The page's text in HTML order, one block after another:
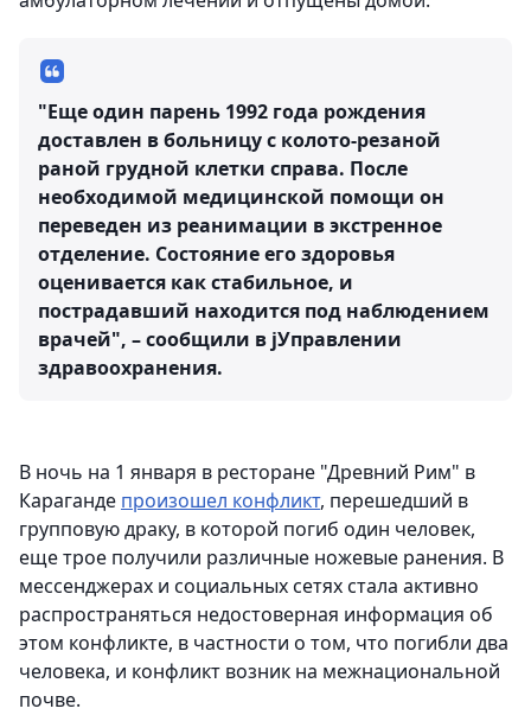
"Еще один парень 1992 года рождения
доставлен в больницу с колото-резаной
раной грудной клетки справа. После
необходимой медицинской помощи он
переведен из реанимации в экстренное
отделение. Состояние его здоровья
оценивается как стабильное, и
пострадавший находится под наблюдением
врачей", – сообщили в jУправлении
здравоохранения.
В ночь на 1 января в ресторане "Древний Рим" в
Караганде произошел конфликт, перешедший в
групповую драку, в которой погиб один человек,
еще трое получили различные ножевые ранения. В
мессенджерах и социальных сетях стала активно
распространяться недостоверная информация об
этом конфликте, в частности о том, что погибли два
человека, и конфликт возник на межнациональной
почве.